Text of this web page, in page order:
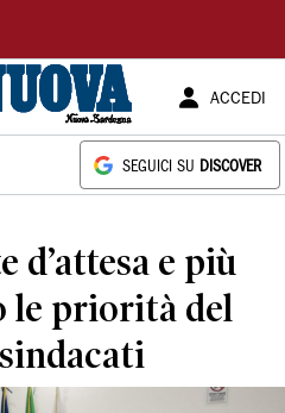
ACCEDI
SEGUICI SU DISCOVER
d’attesa e più
le priorità del